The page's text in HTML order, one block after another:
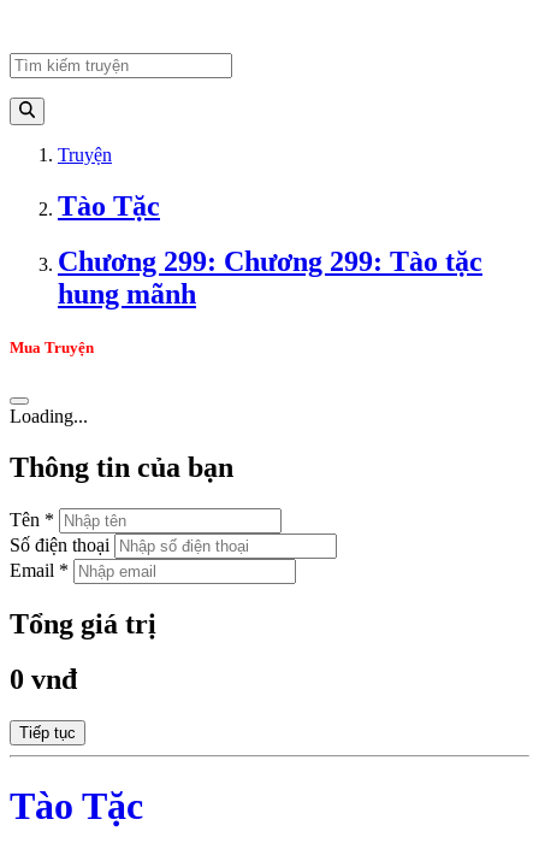
Truyện
Tào Tặc
Chương 299: Chương 299: Tào tặc
hung mãnh
Mua Truyện
Loading...
Thông tin của bạn
Tên *
Số điện thoại
Email *
Tổng giá trị
0 vnđ
Tiếp tục
Tào Tặc